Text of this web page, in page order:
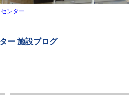
ンター
ー 施設ブログ